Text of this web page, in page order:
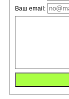
Ваш email: